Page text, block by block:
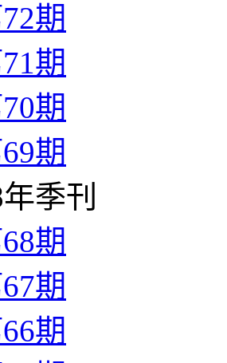
期
期
期
期
季刊
期
期
期